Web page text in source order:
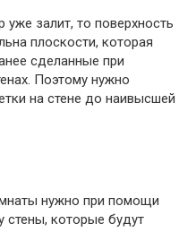
уже залит, то поверхность
плоскости, которая
сделанные при
Поэтому нужно
на стене до наивысшей
нужно при помощи
стены, которые будут